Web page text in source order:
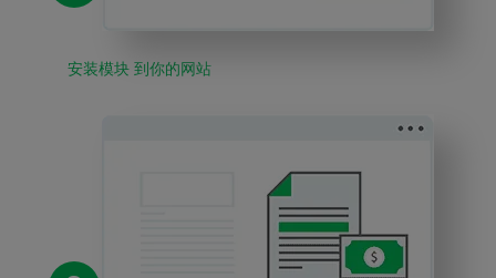
安装模块 到你的网站